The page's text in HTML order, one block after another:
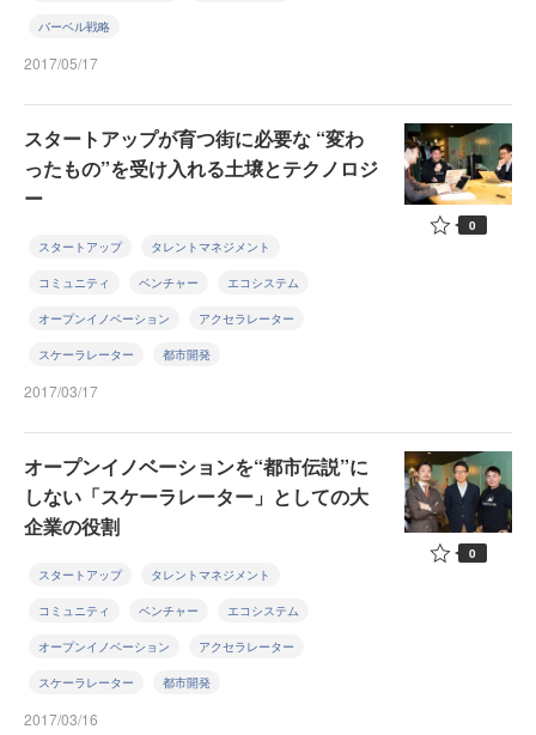
バーベル戦略
2017/05/17
スタートアップが育つ街に必要な “変わ
ったもの”を受け入れる土壌とテクノロジ
ー
スタートアップ タレントマネジメント
コミュニティ ベンチャー エコシステム
オープンイノベーション アクセラレーター
スケーラレーター 都市開発
2017/03/17
0
オープンイノベーションを“都市伝説”に
しない「スケーラレーター」としての大
企業の役割
スタートアップ タレントマネジメント
コミュニティ ベンチャー エコシステム
オープンイノベーション アクセラレーター
スケーラレーター 都市開発
2017/03/16
0